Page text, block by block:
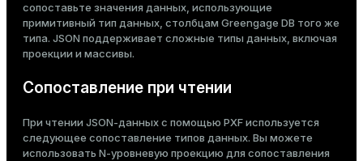
сопоставьте значения данных, использующие
примитивный тип данных, столбцам Greengage DB того же
типа. JSON поддерживает сложные типы данных, включая
проекции и массивы.
Сопоставление при чтении
При чтении JSON-данных с помощью PXF используется
следующее сопоставление типов данных. Вы можете
использовать N-уровневую проекцию для сопоставления